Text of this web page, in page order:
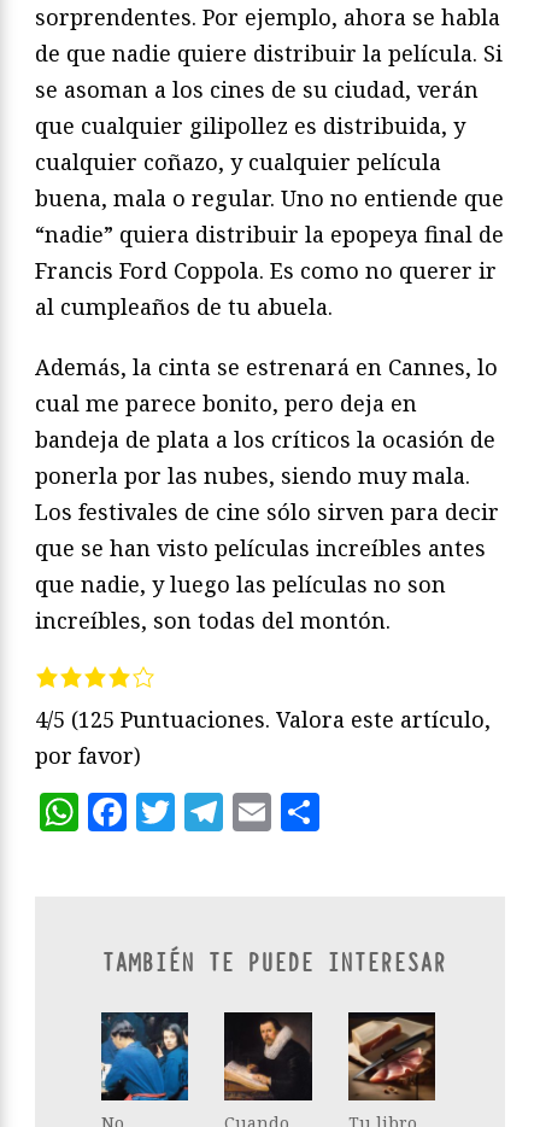
sorprendentes. Por ejemplo, ahora se habla
de que nadie quiere distribuir la película. Si
se asoman a los cines de su ciudad, verán
que cualquier gilipollez es distribuida, y
cualquier coñazo, y cualquier película
buena, mala o regular. Uno no entiende que
“nadie” quiera distribuir la epopeya final de
Francis Ford Coppola. Es como no querer ir
al cumpleaños de tu abuela.
Además, la cinta se estrenará en Cannes, lo
cual me parece bonito, pero deja en
bandeja de plata a los críticos la ocasión de
ponerla por las nubes, siendo muy mala.
Los festivales de cine sólo sirven para decir
que se han visto películas increíbles antes
que nadie, y luego las películas no son
increíbles, son todas del montón.
4/5 (125 Puntuaciones. Valora este artículo,
por favor)
WhatsApp
Facebook
Twitter
Telegram
Email
TAMBIÉN TE PUEDE INTERESAR
No Cuando Tu libro